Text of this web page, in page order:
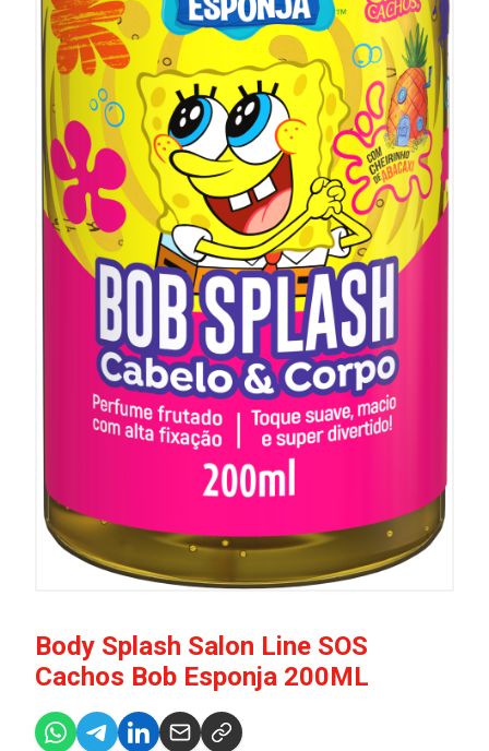
Body Splash Salon Line SOS
Cachos Bob Esponja 200ML